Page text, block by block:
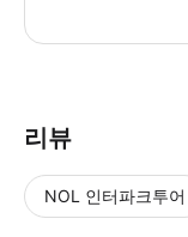
리뷰
NOL 인터파크투어